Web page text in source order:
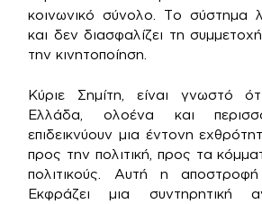
κοινωνικό σύνολο. Το σύστημα
και δεν διασφαλίζει τη
την κινητοποίηση.
Κύριε Σημίτη, είναι γνωστό
Ελλάδα, ολοένα και
επιδεικνύουν μια έντονη
προς την πολιτική, προς τα
πολιτικούς. Αυτή η αποστροφή
Εκφράζει μια συντηρητική